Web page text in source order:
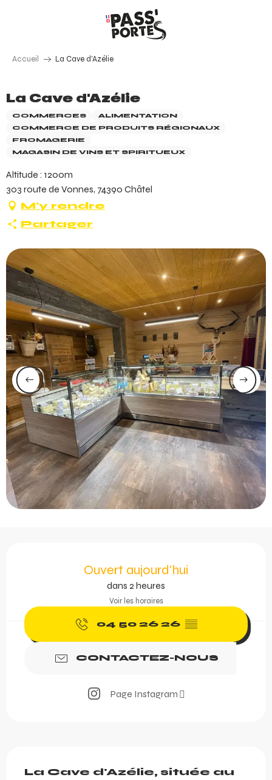
Accueil La Cave d'Azélie
La Cave d'Azélie
COMMERCES
ALIMENTATION
COMMERCE DE PRODUITS RÉGIONAUX
FROMAGERIE
MAGASIN DE VINS ET SPIRITUEUX
Altitude : 1200m
303 route de Vonnes, 74390 Châtel
M'y rendre
Partager
Ouvert aujourd'hui
dans 2 heures
Voir les horaires
04 50 26 26 ▒▒
CONTACTEZ-NOUS
Page Instagram
La Cave d'Azélie, située au